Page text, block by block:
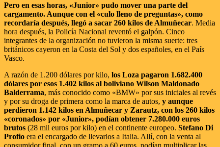
Pero en esas horas, «Junior» pudo mover una parte del
cargamento. Aunque con el «culo lleno de preguntas», como
recordaría después, llegó a sacar 260 kilos de Almuñecar. Media
hora después, la Policía Nacional reventó el galpón. Cinco
integrantes de la organización no tuvieron la misma suerte: tres
británicos cayeron en la Costa del Sol y dos españoles, en el País
Vasco.
A razón de 1.200 dólares por kilo, los Loza pagaron 1.682.400
dólares por esos 1.402 kilos al boliviano Wilson Maldonado
Balderrama, más conocido como «BMW» por sus iniciales al revés
y por su droga de primera como la marca de autos, y aunque
perdieron 1.142 kilos en Almuñecar y Zarautz, con los 260 kilos
«coronados» por «Junior», podían obtener 7.280.000 euros
brutos (28 mil euros por kilo) en el continente europeo. Stefano Di
Profio era el encargado de llevarlos a Italia. Allí, con la venta al
consumidor final, con un gramo a 60 euros, podían multiplicar las